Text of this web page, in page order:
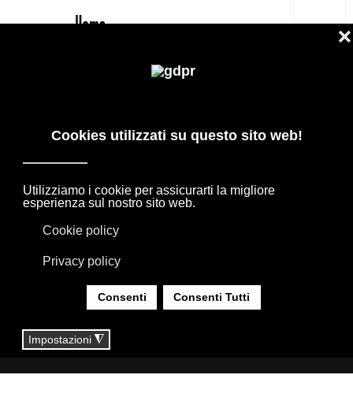
MIGLIORE E CONSULENZA
FLEXFORM, MOOOI. BIANCHERIA, TAPPETI E
LIMONTA. ILLUMINAZIONE DAVIDE GROPPI
OLUCE.
SEI QUI: HOME